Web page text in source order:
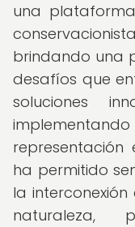
una
brindando una
desafíos que
soluciones
representación
ha permitido
la
naturaleza,